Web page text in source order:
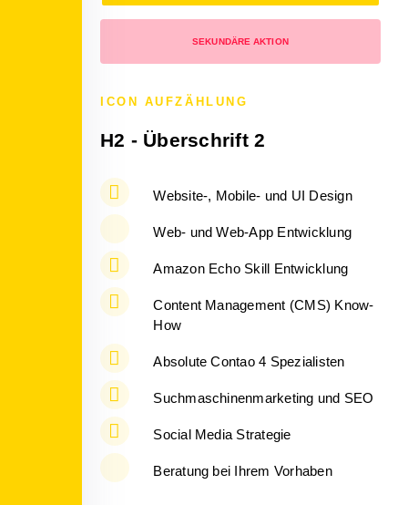
SEKUNDÄRE AKTION
ICON AUFZÄHLUNG
H2 - Überschrift 2
Website-, Mobile- und UI Design
Web- und Web-App Entwicklung
Amazon Echo Skill Entwicklung
Content Management (CMS) Know-
How
Absolute Contao 4 Spezialisten
Suchmaschinenmarketing und SEO
Social Media Strategie
Beratung bei Ihrem Vorhaben